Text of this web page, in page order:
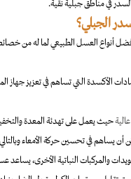
في مناطق جبلية نقية.
الجبلي؟
أنواع العسل الطبيعي لما له من
الأكسدة التي تساهم في تعزيز جهاز
عاليةحيث يعمل على تهدئة المعدة
أن يساهم في تحسين حركة الأمعاء
والمركبات النباتية الأخرى،